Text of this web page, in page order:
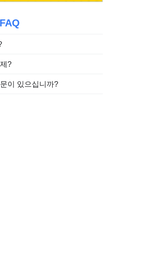
?
이 있으십니까?